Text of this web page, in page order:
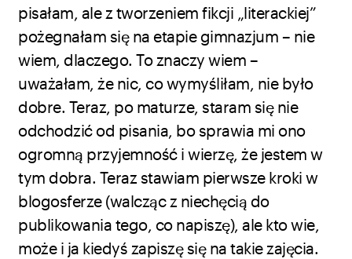
pisałam, ale z tworzeniem fikcji „literackiej”
pożegnałam się na etapie gimnazjum – nie
wiem, dlaczego. To znaczy wiem –
uważałam, że nic, co wymyśliłam, nie było
dobre. Teraz, po maturze, staram się nie
odchodzić od pisania, bo sprawia mi ono
ogromną przyjemność i wierzę, że jestem w
tym dobra. Teraz stawiam pierwsze kroki w
blogosferze (walcząc z niechęcią do
publikowania tego, co napiszę), ale kto wie,
może i ja kiedyś zapiszę się na takie zajęcia.